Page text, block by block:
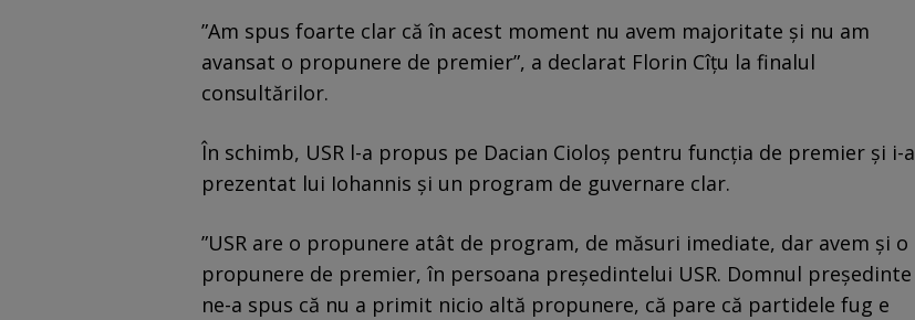
”Am spus foarte clar că în acest moment nu avem majoritate şi nu am
avansat o propunere de premier”, a declarat Florin Cîțu la finalul
consultărilor.
În schimb, USR l-a propus pe Dacian Cioloş pentru funcţia de premier și i-a
prezentat lui Iohannis și un program de guvernare clar.
”USR are o propunere atât de program, de măsuri imediate, dar avem și o
propunere de premier, în persoana președintelui USR. Domnul președinte
ne-a spus că nu a primit nicio altă propunere, că pare că partidele fug e